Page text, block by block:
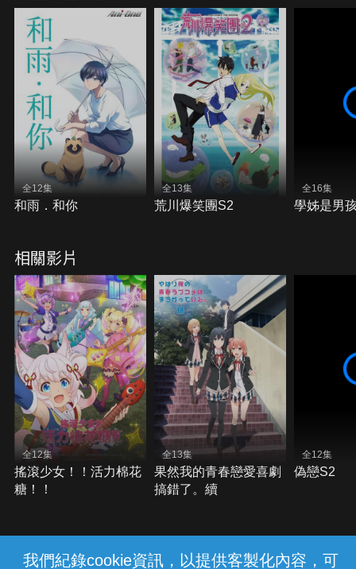
我們紀錄cookie資訊，以提供客製化內容，可
全12集
和雨．和你
全13集
荒川爆笑團S2
全16集
學姊是男
相關影片
全12集
搖滾少女！！活力棉花
糖！！
全13集
果然我的青春戀愛喜劇
搞錯了。續
全12集
偽戀S2
{{notifyMsg}}